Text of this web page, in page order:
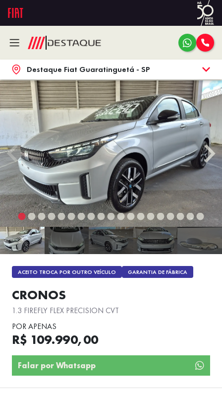
Destaque Fiat Guaratinguetá - SP
ACEITO TROCA POR OUTRO VEÍCULO GARANTIA DE FÁBRICA
CRONOS
1.3 FIREFLY FLEX PRECISION CVT
POR APENAS
R$ 109.990,00
Falar por Whatsapp